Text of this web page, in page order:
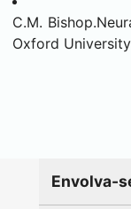
C.M.
Oxford
Envolva-